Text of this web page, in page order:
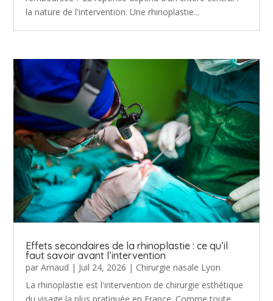
la nature de l'intervention. Une rhinoplastie...
Effets secondaires de la rhinoplastie : ce qu’il
faut savoir avant l’intervention
parArnaud | Juil 24, 2026 | Chirurgie nasale Lyon
La rhinoplastie est l'intervention de chirurgie esthétique